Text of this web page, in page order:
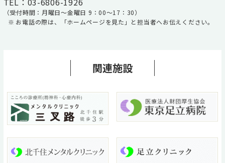
（受付時間：月曜日～金曜日 9：00～17：30）
お電話の際は、「ホームページを見た」と担当者へお伝えください。
関連施設